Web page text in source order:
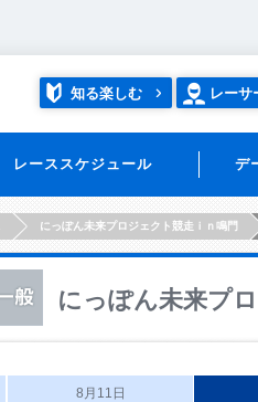
知る楽しむ レーサ
レーススケジュール デ
にっぽん未来プロジェクト競走ｉｎ鳴門
にっぽん未来プ
8月11日